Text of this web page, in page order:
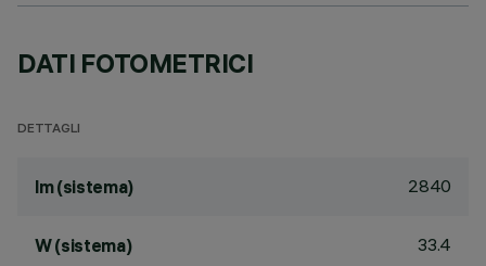
DATI FOTOMETRICI
DETTAGLI
lm (sistema) 2840
W (sistema) 33.4